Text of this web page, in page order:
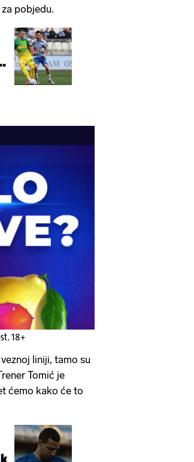
pobjedu.
18+
liniji, tamo su
Tomić je
ćemo kako će to